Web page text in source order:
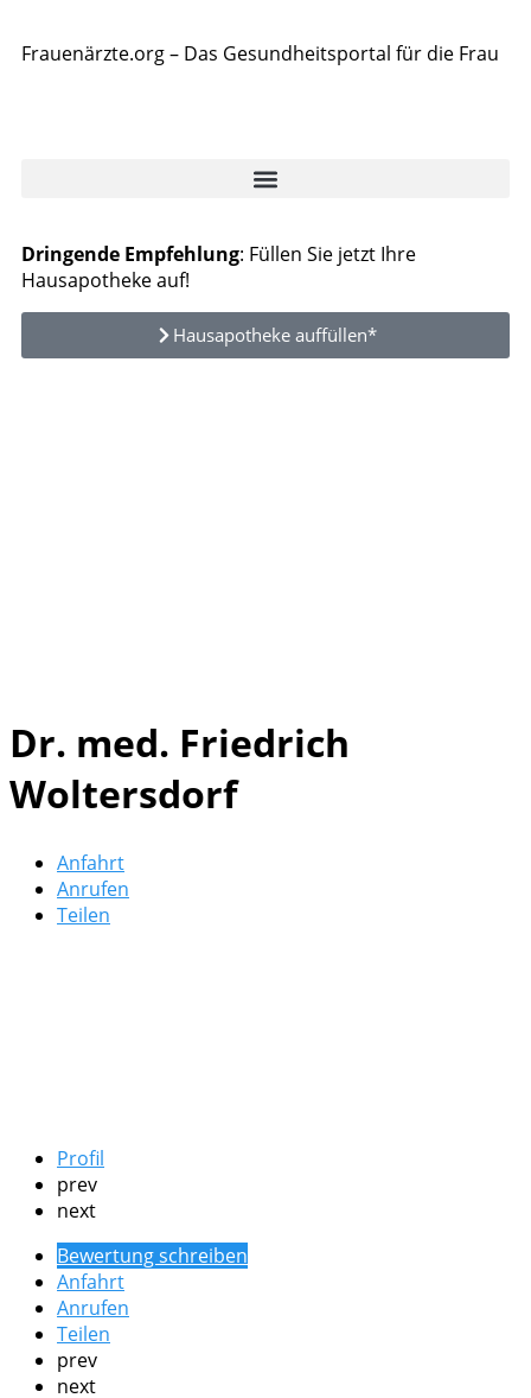
Frauenärzte.org – Das Gesundheitsportal für die Frau
Dringende Empfehlung: Füllen Sie jetzt Ihre
Hausapotheke auf!
Hausapotheke auffüllen*
Dr. med. Friedrich
Woltersdorf
Anfahrt
Anrufen
Teilen
Profil
prev
next
Bewertung schreiben
Anfahrt
Anrufen
Teilen
prev
next